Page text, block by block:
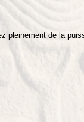
pleinement de la